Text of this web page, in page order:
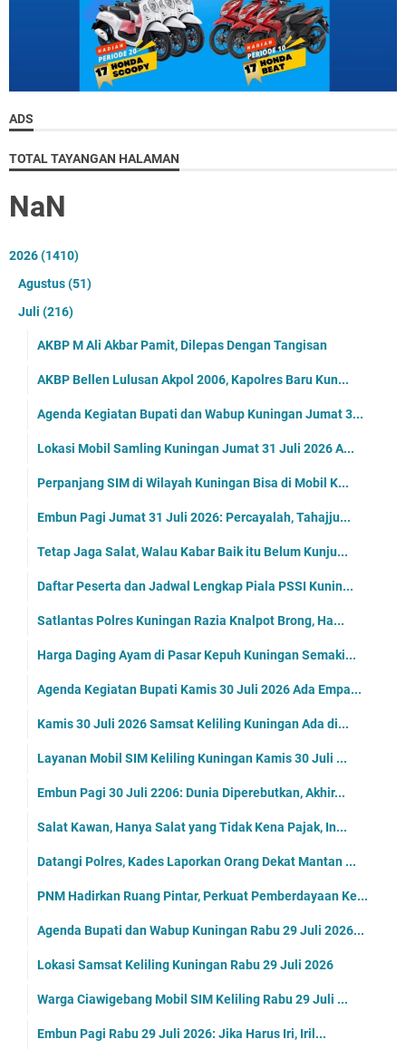
ADS
TOTAL TAYANGAN HALAMAN
NaN
2026(1410)
Agustus(51)
Juli (216)
AKBP M Ali Akbar Pamit, Dilepas Dengan Tangisan
AKBP Bellen Lulusan Akpol 2006, Kapolres Baru Kun...
Agenda Kegiatan Bupati dan Wabup Kuningan Jumat 3...
Lokasi Mobil Samling Kuningan Jumat 31 Juli 2026 A...
Perpanjang SIM di Wilayah Kuningan Bisa di Mobil K...
Embun Pagi Jumat 31 Juli 2026: Percayalah, Tahajju...
Tetap Jaga Salat, Walau Kabar Baik itu Belum Kunju...
Daftar Peserta dan Jadwal Lengkap Piala PSSI Kunin...
Satlantas Polres Kuningan Razia Knalpot Brong, Ha...
Harga Daging Ayam di Pasar Kepuh Kuningan Semaki...
Agenda Kegiatan Bupati Kamis 30 Juli 2026 Ada Empa...
Kamis 30 Juli 2026 Samsat Keliling Kuningan Ada di...
Layanan Mobil SIM Keliling Kuningan Kamis 30 Juli ...
Embun Pagi 30 Juli 2206: Dunia Diperebutkan, Akhir...
Salat Kawan, Hanya Salat yang Tidak Kena Pajak, In...
Datangi Polres, Kades Laporkan Orang Dekat Mantan ...
PNM Hadirkan Ruang Pintar, Perkuat Pemberdayaan Ke...
Agenda Bupati dan Wabup Kuningan Rabu 29 Juli 2026...
Lokasi Samsat Keliling Kuningan Rabu 29 Juli 2026
Warga Ciawigebang Mobil SIM Keliling Rabu 29 Juli ...
Embun Pagi Rabu 29 Juli 2026: Jika Harus Iri, Iril...